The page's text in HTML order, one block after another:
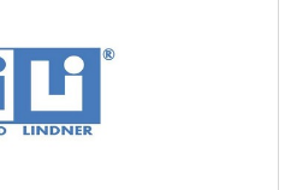
principais benefícios de
para resina como